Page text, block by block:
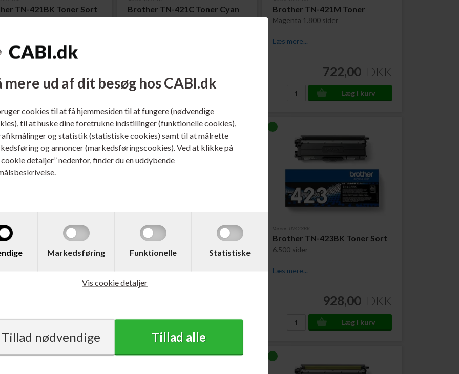
mere ud af dit besøg hos CABI.dk
cookies til at få hjemmesiden til at fungere (nødvendige
til at huske dine foretrukne indstillinger (funktionelle cookies),
og statistik (statistiske cookies) samt til at målrette
og annoncer (markedsføringscookies). Ved at klikke på
cookie detaljer” nedenfor, finder du en uddybende
Markedsføring Funktionelle Statistiske
Vis cookie detaljer
TN-421BK Toner Sort
sider
Brother TN-421C Toner Cyan
1.800 sider
Brother TN-421M Toner
Magenta 1.800 sider
Læs mere...
722,00 DKK
TN-421Y Toner Gul
Varenr. 0BROTN423
Brother TN-423 Toner
Rabatpakke med 1 af hver farve
Varenr. TN423BK
Brother TN-423BK Toner Sort
6.500 sider
Læs mere...
928,00 DKK